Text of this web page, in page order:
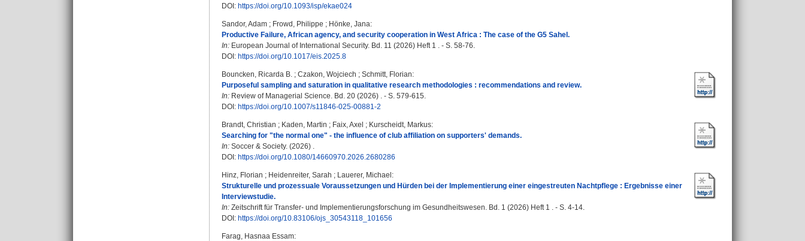
DOI: https://doi.org/10.1093/isp/ekae024
Sandor, Adam ; Frowd, Philippe ; Hönke, Jana:
Productive Failure, African agency, and security cooperation in West Africa : The case of the G5 Sahel.
In: European Journal of International Security. Bd. 11 (2026) Heft 1 . - S. 58-76.
DOI: https://doi.org/10.1017/eis.2025.8
Bouncken, Ricarda B. ; Czakon, Wojciech ; Schmitt, Florian:
Purposeful sampling and saturation in qualitative research methodologies : recommendations and review.
In: Review of Managerial Science. Bd. 20 (2026) . - S. 579-615.
DOI: https://doi.org/10.1007/s11846-025-00881-2
Brandt, Christian ; Kaden, Martin ; Faix, Axel ; Kurscheidt, Markus:
Searching for "the normal one" - the influence of club affiliation on supporters' demands.
In: Soccer & Society. (2026) .
DOI: https://doi.org/10.1080/14660970.2026.2680286
Hinz, Florian ; Heidenreiter, Sarah ; Lauerer, Michael :
Strukturelle und prozessuale Voraussetzungen und Hürden bei der Implementierung einer eingestreuten Nachtpflege : Ergebnisse einer
Interviewstudie.
In: Zeitschrift für Transfer- und Implementierungsforschung im Gesundheitswesen. Bd. 1 (2026) Heft 1 . - S. 4-14.
DOI: https://doi.org/10.83106/ojs_30543118_101656
Farag, Hasnaa Essam: